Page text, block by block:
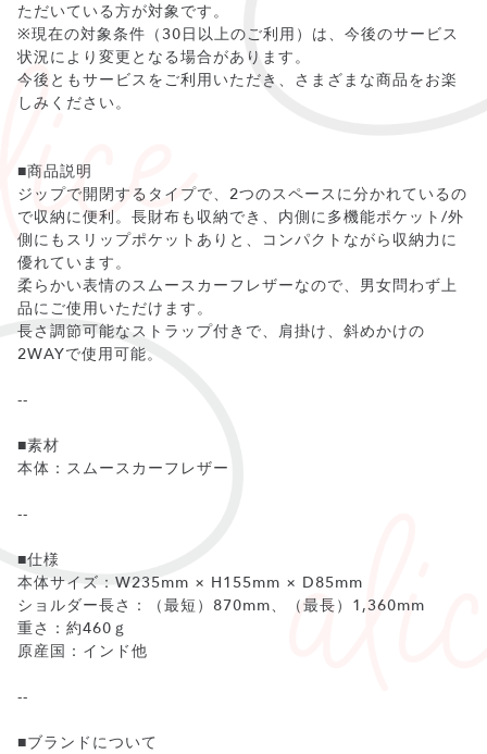
ただいている方が対象です。
※現在の対象条件（30日以上のご利用）は、今後のサービス
状況により変更となる場合があります。
今後ともサービスをご利用いただき、さまざまな商品をお楽
しみください。
■商品説明
ジップで開閉するタイプで、2つのスペースに分かれているの
で収納に便利。長財布も収納でき、内側に多機能ポケット/外
側にもスリップポケットありと、コンパクトながら収納力に
優れています。
柔らかい表情のスムースカーフレザーなので、男女問わず上
品にご使用いただけます。
長さ調節可能なストラップ付きで、肩掛け、斜めかけの
2WAYで使用可能。
--
■素材
本体：スムースカーフレザー
--
■仕様
本体サイズ：W235mm × H155mm × D85mm
ショルダー長さ：（最短）870mm、（最長）1,360mm
重さ：約460ｇ
原産国：インド他
--
■ブランドについて